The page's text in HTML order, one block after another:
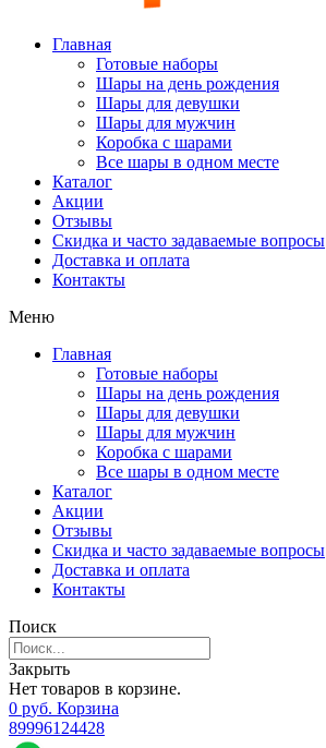
Главная
Готовые наборы
Шары на день рождения
Шары для девушки
Шары для мужчин
Коробка с шарами
Все шары в одном месте
Каталог
Акции
Отзывы
Скидка и часто задаваемые вопросы
Доставка и оплата
Контакты
Меню
Главная
Готовые наборы
Шары на день рождения
Шары для девушки
Шары для мужчин
Коробка с шарами
Все шары в одном месте
Каталог
Акции
Отзывы
Скидка и часто задаваемые вопросы
Доставка и оплата
Контакты
Поиск
Закрыть
Нет товаров в корзине.
0 руб. Корзина
89996124428